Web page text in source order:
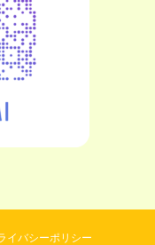
イバシーポリシー